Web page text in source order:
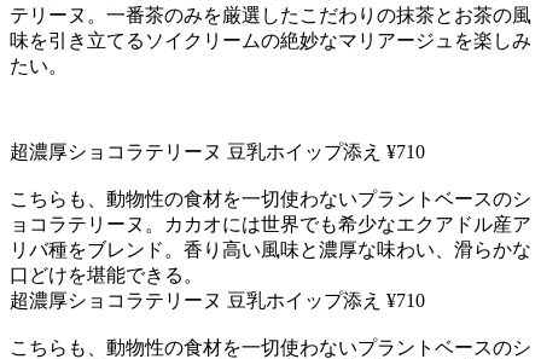
テリーヌ。一番茶のみを厳選したこだわりの抹茶とお茶の風
味を引き立てるソイクリームの絶妙なマリアージュを楽しみ
たい。
超濃厚ショコラテリーヌ 豆乳ホイップ添え ¥710
こちらも、動物性の食材を一切使わないプラントベースのシ
ョコラテリーヌ。カカオには世界でも希少なエクアドル産ア
リバ種をブレンド。香り高い風味と濃厚な味わい、滑らかな
口どけを堪能できる。
超濃厚ショコラテリーヌ 豆乳ホイップ添え ¥710
こちらも、動物性の食材を一切使わないプラントベースのシ